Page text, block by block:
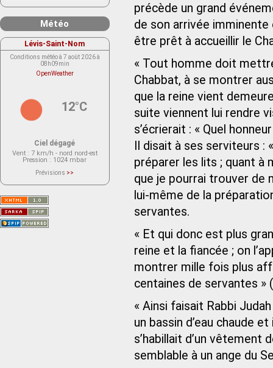
précède un grand
de son arrivée
être prêt à accueillir le
« Tout homme doit
Chabbat, à se montrer
que la reine vient
suite viennent lui rendre
s’écrierait : « Quel
Il disait à ses serviteurs
préparer les lits ; quant à
que je pourrai trouver de
lui-même de la
servantes.
« Et qui donc est plus
reine et la fiancée ; on
montrer mille fois plus
centaines de servantes » (
« Ainsi faisait Rabbi
un bassin d’eau chaude
s’habillait d’un vêtement
semblable à un ange du
Météo
Lévis-Saint-Nom
Conditions météo à 7 août 2026 à
08h09min
OpenWeather
12°C
Ciel dégagé
Vent : 7 km/h - nord nord-est
Pression : 1024 mbar
Prévisions >>
actuellement aucune prévision
Saint-Nom.
Veuillez consulter le message du
service ci-dessous.
(401 - Invalid API key. Please see
https://openweathermap.org/faq#error401